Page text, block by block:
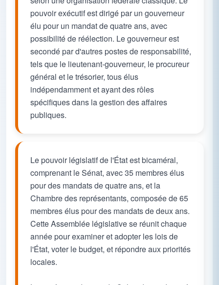
pouvoir exécutif est dirigé par un gouverneur
élu pour un mandat de quatre ans, avec
possibilité de réélection. Le gouverneur est
secondé par d'autres postes de responsabilité,
tels que le lieutenant-gouverneur, le procureur
général et le trésorier, tous élus
indépendamment et ayant des rôles
spécifiques dans la gestion des affaires
publiques.
Le pouvoir législatif de l'État est bicaméral,
comprenant le Sénat, avec 35 membres élus
pour des mandats de quatre ans, et la
Chambre des représentants, composée de 65
membres élus pour des mandats de deux ans.
Cette Assemblée législative se réunit chaque
année pour examiner et adopter les lois de
l'État, voter le budget, et répondre aux priorités
locales.